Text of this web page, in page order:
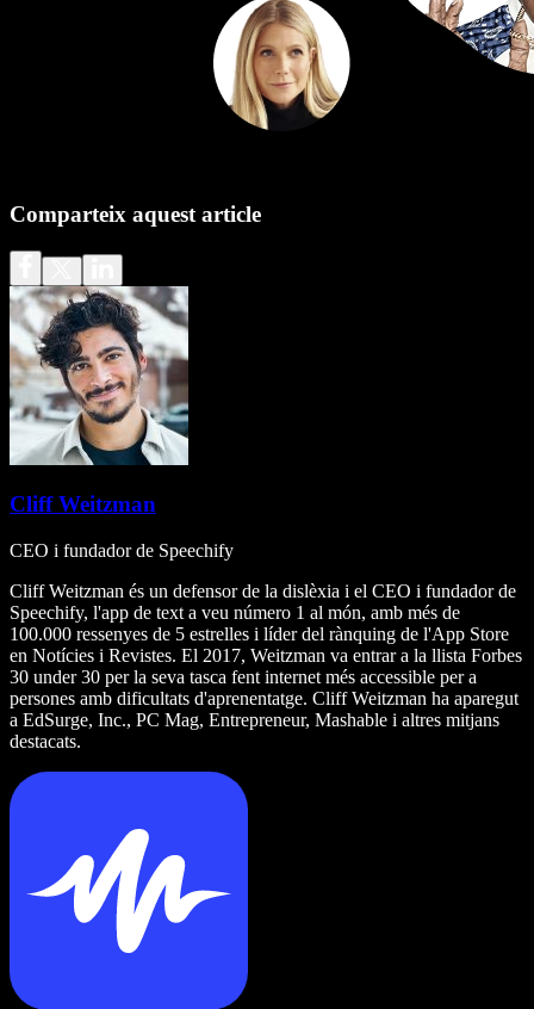
Comparteix aquest article
Cliff Weitzman
CEO i fundador de Speechify
Cliff Weitzman és un defensor de la dislèxia i el CEO i fundador de
Speechify, l'app de text a veu número 1 al món, amb més de
100.000 ressenyes de 5 estrelles i líder del rànquing de l'App Store
en Notícies i Revistes. El 2017, Weitzman va entrar a la llista Forbes
30 under 30 per la seva tasca fent internet més accessible per a
persones amb dificultats d'aprenentatge. Cliff Weitzman ha aparegut
a EdSurge, Inc., PC Mag, Entrepreneur, Mashable i altres mitjans
destacats.